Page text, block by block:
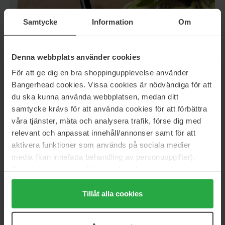
Samtycke Information Om
Denna webbplats använder cookies
För att ge dig en bra shoppingupplevelse använder
Bangerhead cookies. Vissa cookies är nödvändiga för att
du ska kunna använda webbplatsen, medan ditt
samtycke krävs för att använda cookies för att förbättra
våra tjänster, mäta och analysera trafik, förse dig med
relevant och anpassat innehåll/annonser samt för att
aktivera funktioner som används på sociala medier
media (kan innefatta behandling av personuppgifter).
Genom att trycka på "Tillåt alla cookies" accepterar du
alla cookies, medan du under "Detaljer" kan anpassa
användningen av cookies. Du kan när som helst återkalla
Tillåt alla cookies
Steg 2: Behandla och ge näring till tunt hår
Nioxin Diaboostger omedelbar volym och fyllighet till
tunt hår. Formulan innehåller bland annat niacinamid,
koffein och pantenol som förbättrar hårets styrka